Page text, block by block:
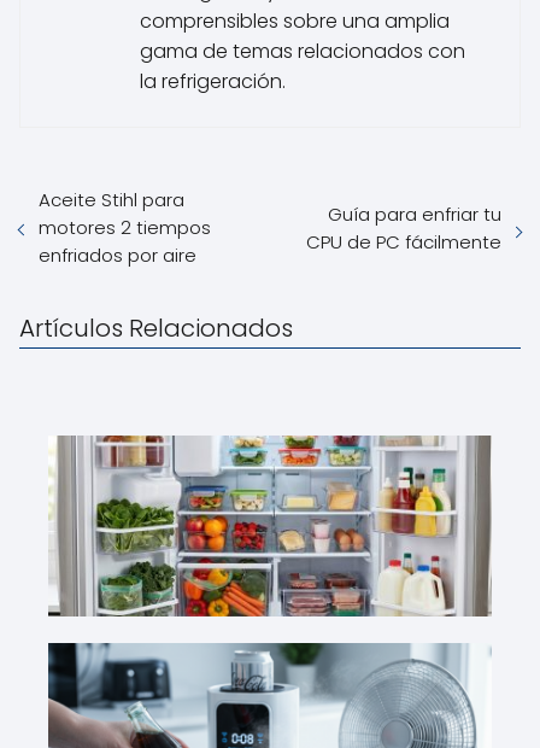
comprensibles sobre una amplia
gama de temas relacionados con
la refrigeración.
Aceite Stihl para
motores 2 tiempos
enfriados por aire
Guía para enfriar tu
CPU de PC fácilmente
Artículos Relacionados